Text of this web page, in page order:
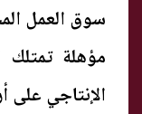
سوق العمل
مؤهلة تمتلك
الإنتاجي على